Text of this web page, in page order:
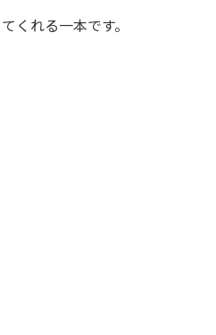
くれる一本です。